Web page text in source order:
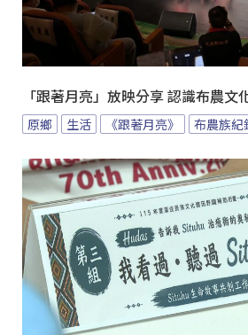
「跟著月亮」放映分享 認識布農文
原鄉 生活 《跟著月亮》 布農族紀